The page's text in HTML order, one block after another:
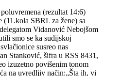
(rezultat 14:6)
(11.kola SBRL za žene) sa
Vidanović Nebojšom
smo se ka sudijskoj
susreo nas
Stanković, šifra u RSS 8431,
izuzetno povišenim tonom
na uvredljiv način:„Šta ih, vi